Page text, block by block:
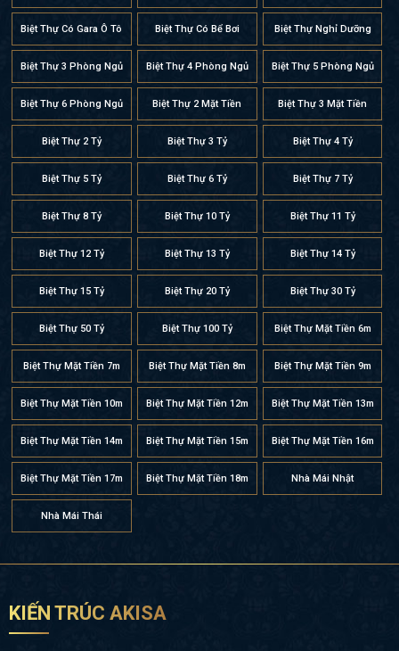
Biệt Thự Có Gara Ô Tô Biệt Thự Có Bể Bơi Biệt Thự Nghỉ Dưỡng
Biệt Thự 3 Phòng Ngủ Biệt Thự 4 Phòng Ngủ Biệt Thự 5 Phòng Ngủ
Biệt Thự 6 Phòng Ngủ Biệt Thự 2 Mặt Tiền Biệt Thự 3 Mặt Tiền
Biệt Thự 2 Tỷ Biệt Thự 3 Tỷ Biệt Thự 4 Tỷ
Biệt Thự 5 Tỷ Biệt Thự 6 Tỷ Biệt Thự 7 Tỷ
Biệt Thự 8 Tỷ Biệt Thự 10 Tỷ Biệt Thự 11 Tỷ
Biệt Thự 12 Tỷ Biệt Thự 13 Tỷ Biệt Thự 14 Tỷ
Biệt Thự 15 Tỷ Biệt Thự 20 Tỷ Biệt Thự 30 Tỷ
Biệt Thự 50 Tỷ Biệt Thự 100 Tỷ Biệt Thự Mặt Tiền 6m
Biệt Thự Mặt Tiền 7m Biệt Thự Mặt Tiền 8m Biệt Thự Mặt Tiền 9m
Biệt Thự Mặt Tiền 10m Biệt Thự Mặt Tiền 12m Biệt Thự Mặt Tiền 13m
Biệt Thự Mặt Tiền 14m Biệt Thự Mặt Tiền 15m Biệt Thự Mặt Tiền 16m
Biệt Thự Mặt Tiền 17m Biệt Thự Mặt Tiền 18m Nhà Mái Nhật
Nhà Mái Thái
KIẾN TRÚC AKISA